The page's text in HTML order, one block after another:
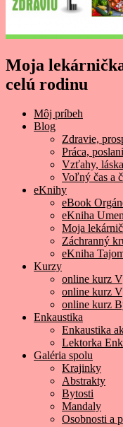
Moja
celú rodinu
Môj príbeh
Blog
Zdravie,
Práca,
Vzťahy,
Voľný čas a
eKnihy
eBook
eKniha
Moja
Záchranný
eKniha
Kurzy
online kurz
online kurz
online kurz
Enkaustika
Enkaustika
Lektorka
Galéria spolu
Krajinky
Abstrakty
Bytosti
Mandaly
Osobnosti a